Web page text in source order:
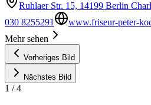
Ruhlaer Str. 15, 14199 Berlin
030 8255291
www.friseur-peter-
Mehr sehen
Vorheriges Bild
Nächstes Bild
1 /4